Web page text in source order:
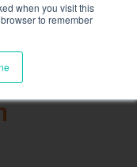
when you visit this
to remember